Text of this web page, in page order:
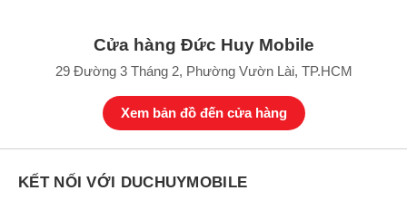
Cửa hàng Đức Huy Mobile
29 Đường 3 Tháng 2, Phường Vườn Lài, TP.HCM
Xem bản đồ đến cửa hàng
KẾT NỐI VỚI DUCHUYMOBILE